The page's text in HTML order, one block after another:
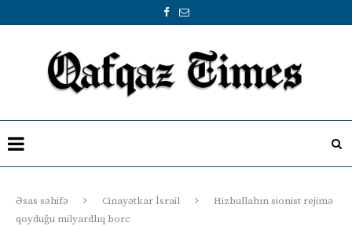
Əsas səhifə Cinayətkar İsrail
Hizbullahın sionist rejimə
qoyduğu milyardlıq borc